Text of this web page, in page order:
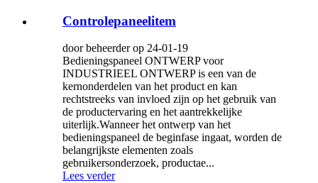
Controlepaneelitem
door beheerder op 24-01-19
Bedieningspaneel ONTWERP voor
INDUSTRIEEL ONTWERP is een van de
kernonderdelen van het product en kan
rechtstreeks van invloed zijn op het gebruik van
de productervaring en het aantrekkelijke
uiterlijk.Wanneer het ontwerp van het
bedieningspaneel de beginfase ingaat, worden de
belangrijkste elementen zoals
gebruikersonderzoek, productae...
Lees verder